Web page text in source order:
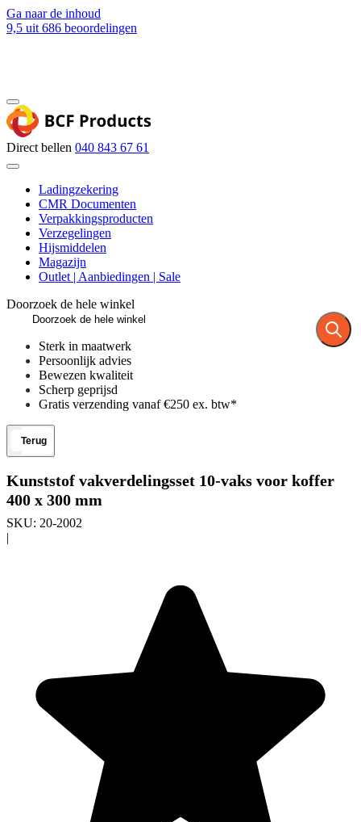
Ga naar de inhoud
9,5 uit 686 beoordelingen
Direct bellen 040 843 67 61
Ladingzekering
CMR Documenten
Verpakkingsproducten
Verzegelingen
Hijsmiddelen
Magazijn
Outlet | Aanbiedingen | Sale
Doorzoek de hele winkel
Sterk in maatwerk
Persoonlijk advies
Bewezen kwaliteit
Scherp geprijsd
Gratis verzending vanaf €250 ex. btw*
Terug
Kunststof vakverdelingsset 10-vaks voor koffer
400 x 300 mm
SKU: 20-2002
|